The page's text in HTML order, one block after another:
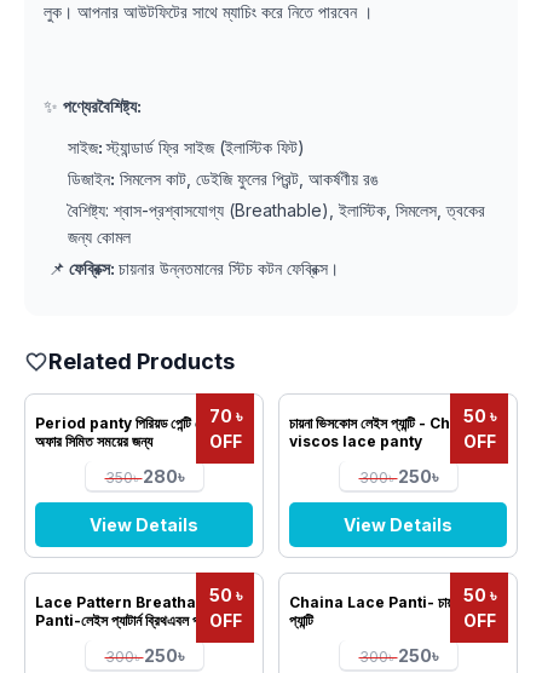
লুক। আপনার আউটফিটের সাথে ম্যাচিং করে নিতে পারবেন ।
✨ পণ্যেরবৈশিষ্ট্য:
সাইজ:স্ট্যান্ডার্ড ফ্রি সাইজ (ইলাস্টিক ফিট)
ডিজাইন: সিমলেস কাট, ডেইজি ফুলের প্রিন্ট, আকর্ষণীয় রঙ
বৈশিষ্ট্য: শ্বাস-প্রশ্বাসযোগ্য (Breathable), ইলাস্টিক, সিমলেস, ত্বকের
জন্য কোমল
📌 ফেব্রিক্স: চায়নার উন্নতমানের স্টিচ কটন ফেব্রিক্স।
Related Products
70 ৳
OFF
Period panty পিরিয়ড পেন্টি স্পেশাল
অফার সিমিত সময়ের জন্য
350৳280৳
View Details
50 ৳
OFF
চায়না ভিসকোস লেইস প্যান্টি - China
viscos lace panty
300৳250৳
View Details
50 ৳
OFF
Lace Pattern Breathable
Panti-লেইস প্যাটার্ন ব্রিথএবল প্যান্টি
300৳250৳
50 ৳
OFF
Chaina Lace Panti- চায়না লেইস
প্যান্টি
300৳250৳